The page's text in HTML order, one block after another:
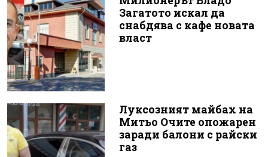
Загатото искал да
снабдява с кафе новата
власт
Луксозният майбах на
Митьо Очите опожарен
заради балони с райски
газ